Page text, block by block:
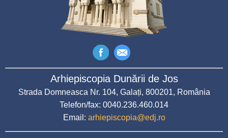
Arhiepiscopia Dunării de Jos
Strada Domneasca Nr. 104, Galați, 800201, România
Telefon/fax: 0040.236.460.014
Email: arhiepiscopia@edj.ro